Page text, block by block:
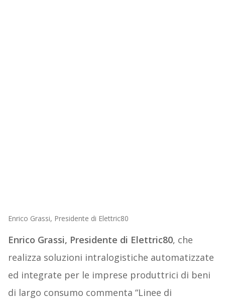
Enrico Grassi, Presidente di Elettric80
Enrico Grassi, Presidente di Elettric80, che
realizza soluzioni intralogistiche automatizzate
ed integrate per le imprese produttrici di beni
di largo consumo commenta “Linee di